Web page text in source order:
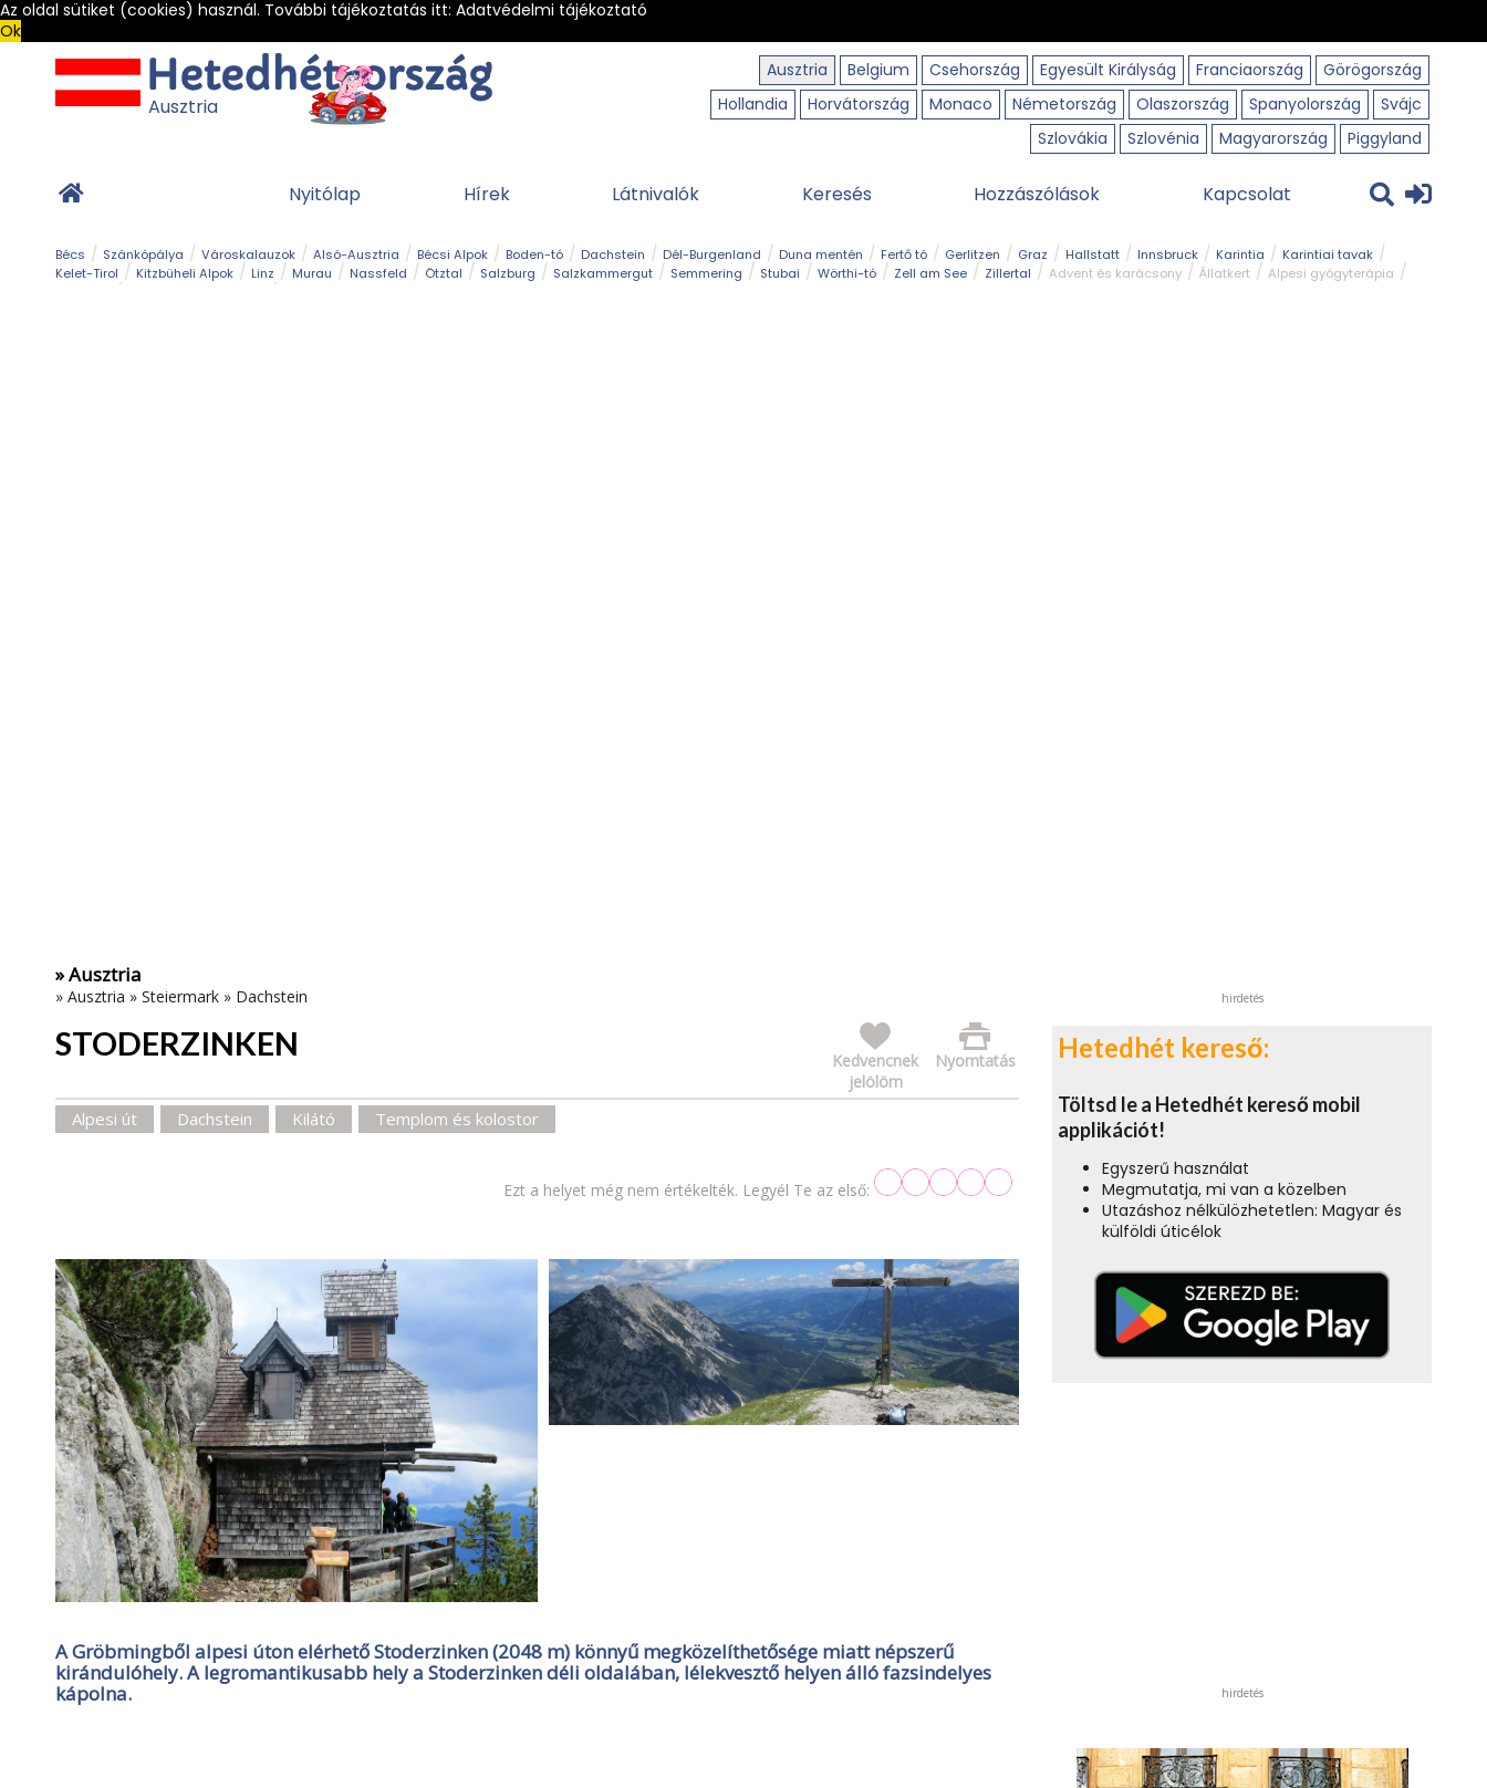
Az oldal sütiket (cookies) használ. További tájékoztatás itt: Adatvédelmi tájékoztató
Ok
Ausztria
Belgium Csehország Egyesült Királyság Franciaország
Görögország
Hollandia
Horvátország Monaco Németország Olaszország Spanyolország
Svájc
Szlovákia
Szlovénia Magyarország Piggyland
Ausztria
Nyitólap Hírek Látnivalók Keresés Hozzászólások Kapcsolat
Bécs Szánkópálya Városkalauzok Alsó-Ausztria Bécsi Alpok Boden-tó Dachstein Dél-Burgenland Duna mentén Fertő tó Gerlitzen Graz Hallstatt Innsbruck Karintia
Karintiai tavak
Kelet-Tirol
Kitzbüheli Alpok Linz Murau Nassfeld Ötztal Salzburg Salzkammergut Semmering Stubai Wörthi-tó Zell am See Zillertal Advent és karácsony Állatkert
Alpesi gyógyterápia
» Ausztria
» Ausztria » Steiermark » Dachstein
STODERZINKEN Nyomtatás
Kedvencnek
jelölöm
Alpesi út Dachstein Kilátó Templom és kolostor
Ezt a helyet még nem értékelték. Legyél Te az első:
A Gröbmingből alpesi úton elérhető Stoderzinken (2048 m) könnyű megközelíthetősége miatt népszerű
kirándulóhely. A legromantikusabb hely a Stoderzinken déli oldalában, lélekvesztő helyen álló fazsindelyes
kápolna.
hirdetés
Hetedhét kereső:
Töltsd le a Hetedhét kereső mobil
applikációt!
Egyszerű használat
Megmutatja, mi van a közelben
Utazáshoz nélkülözhetetlen: Magyar és
külföldi úticélok
hirdetés